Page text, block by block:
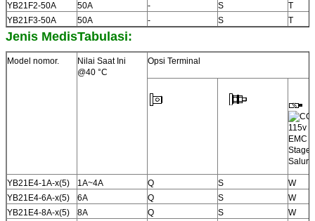
YB21F2-50A
50A - S
T
YB21F3-50A
50A - S T
Jenis MedisTabulasi:
Model nomor.
Nilai Saat Ini
@40 °C
Opsi Terminal
YB21E4-1A-x(5) 1A~4A Q S
W
YB21E4-6A-x(5)
6A Q S
W
YB21E4-8A-x(5)
8A Q S
W